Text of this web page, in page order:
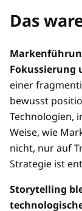
Das
Fokussierung
einer
bewusst
Technologien,
Weise, wie
nicht, nur auf
Strategie ist
Storytelling